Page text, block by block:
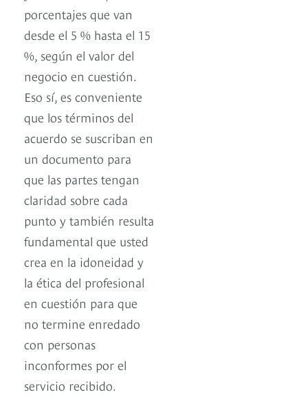
porcentajes que van
desde el 5 % hasta el 15
%, según el valor del
negocio en cuestión.
Eso sí, es conveniente
que los términos del
acuerdo se suscriban en
un documento para
que las partes tengan
claridad sobre cada
punto y también resulta
fundamental que usted
crea en la idoneidad y
la ética del profesional
en cuestión para que
no termine enredado
con personas
inconformes por el
servicio recibido.